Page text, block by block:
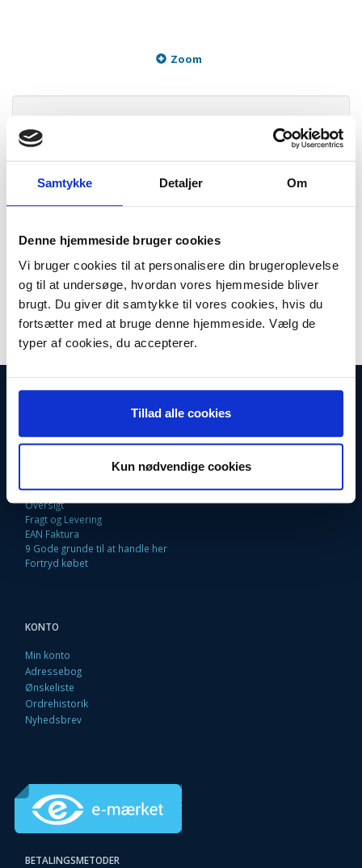
Samtykke Detaljer Om
Denne hjemmeside bruger cookies
Vi bruger cookies til at personalisere din brugeroplevelse
og til at undersøge, hvordan vores hjemmeside bliver
brugt. Du giver dit samtykke til vores cookies, hvis du
fortsætter med at bruge denne hjemmeside. Vælg de
typer af cookies, du accepterer.
Tillad alle cookies
Kun nødvendige cookies
Zoom
249,95 DKK
Plus leveringsomkostninger. 39,00 til pakkehops. Fri fragt til
pakkeshop ved køb over 599,-
Model/varenr.:
Støvsugerslange komplet originale til Philips Power Go. Originalt vare
nr. 432200426992
INFORMATIONER
Kontakt os
Betingelser & Vilkår
Loyalitetsrabat. Rabat til faste kunder
Returneringsformular
Oversigt
Fragt og Levering
EAN Faktura
9 Gode grunde til at handle her
Fortryd købet
KONTO
Min konto
Adressebog
Ønskeliste
Ordrehistorik
Nyhedsbrev
BETALINGSMETODER